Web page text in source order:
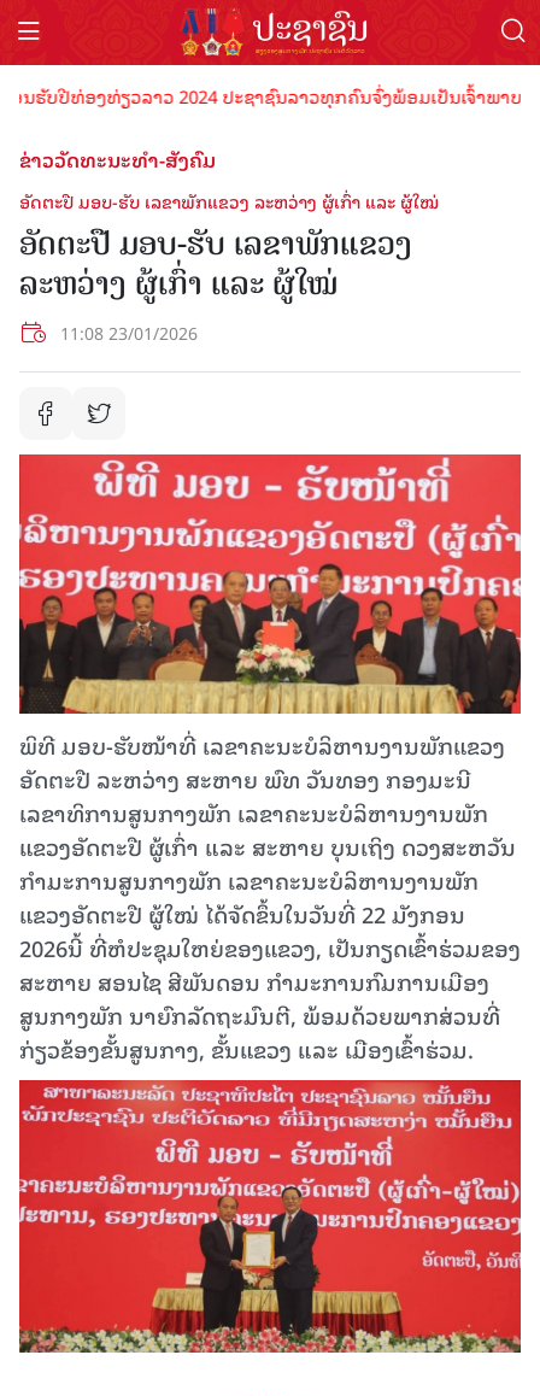
ບປີທ່ອງທ່ຽວລາວ 2024 ປະຊາຊົນລາວທຸກຄົນຈົ່ງພ້ອມເປັນເຈົ້າພາບທີ່ດີ
ຂ່າວວັດທະນະທຳ-ສັງຄົມ
ອັດຕະປື ມອບ-ຮັບ​ ເລຂາພັກແຂວງ ລະຫວ່າງ ຜູ້ເກົ່າ ແລະ ຜູ້ໃໝ່
ອັດຕະປື ມອບ-ຮັບ​ ເລຂາພັກແຂວງ
ລະຫວ່າງ ຜູ້ເກົ່າ ແລະ ຜູ້ໃໝ່
11:08 23/01/2026
ພິທີ ມອບ-ຮັບໜ້າທີ່ ເລຂາຄະນະບໍລິຫານງານພັກແຂວງ
ອັດຕະປື ລະຫວ່າງ ສະຫາຍ ພົທ ວັນທອງ ກອງມະນີ
ເລຂາທິການສູນກາງພັກ ເລຂາຄະນະບໍລິຫານງານພັກ
ແຂວງອັດຕະປື ຜູ້ເກົ່າ ແລະ ສະຫາຍ ບຸນເຖິງ ດວງສະຫວັນ
ກໍາມະການສູນ​ກາງພັກ ເລຂາຄະນະບໍລິຫານງານພັກ
ແຂວງອັດຕະປື ຜູ້ໃໝ່ ໄດ້ຈັດຂຶ້ນໃນວັນທີ່ 22 ມັງກອນ
2026ນີ້ ທີ່ຫໍປະຊຸມໃຫຍ່ຂອງແຂວງ, ເປັນກຽດເຂົ້າຮ່ວມຂອງ
ສະຫາຍ ສອນໄຊ ສີພັນດອນ ກໍາມະການກົມການເມືອງ
ສູນກາງພັກ ນາຍົກລັດຖະ​ມົນ​ຕີ, ພ້ອມດ້ວຍພາກ​ສ່ວນທີ່
ກ່ຽວຂ້ອງຂັ້ນສູນກາງ, ຂັ້ນແຂວງ ແລະ ເມືອງເຂົ້າຮ່ວມ.